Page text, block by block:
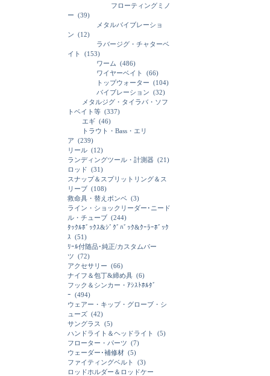
フローティングミノ
ー (39)
メタルバイブレーショ
ン (12)
ラバージグ・チャターベ
イト
(153)
ワーム (486)
ワイヤーベイト
(66)
トップウォーター (104)
バイブレーション (32)
メタルジグ・タイラバ・ソフ
トベイト等 (337)
エギ (46)
トラウト・Bass・エリ
ア (239)
リール (12)
ランディングツール・計測器 (21)
ロッド (31)
スナップ＆スプリットリング＆ス
リーブ (108)
救命具・替えボンベ (3)
ライン・ショックリーダー･ニード
ル・チューブ (244)
ﾀｯｸﾙﾎﾞｯｸｽ&ｼﾞｸﾞﾊﾞｯｸ&ｸｰﾗｰﾎﾞｯｸ
ｽ (51)
ﾘｰﾙ付随品･純正/カスタムパー
ツ (72)
アクセサリー (66)
ナイフ＆包丁&締め具 (6)
フック＆シンカー・ｱｼｽﾄﾎﾙﾀﾞ
ｰ (494)
ウェアー・キップ・グローブ・シ
ューズ (42)
サングラス
(5)
ハンドライト＆ヘッドライト
(5)
フローター・パーツ (7)
ウェーダー･補修材 (5)
ファイティングベルト
(3)
ロッドホルダー＆ロッドケー